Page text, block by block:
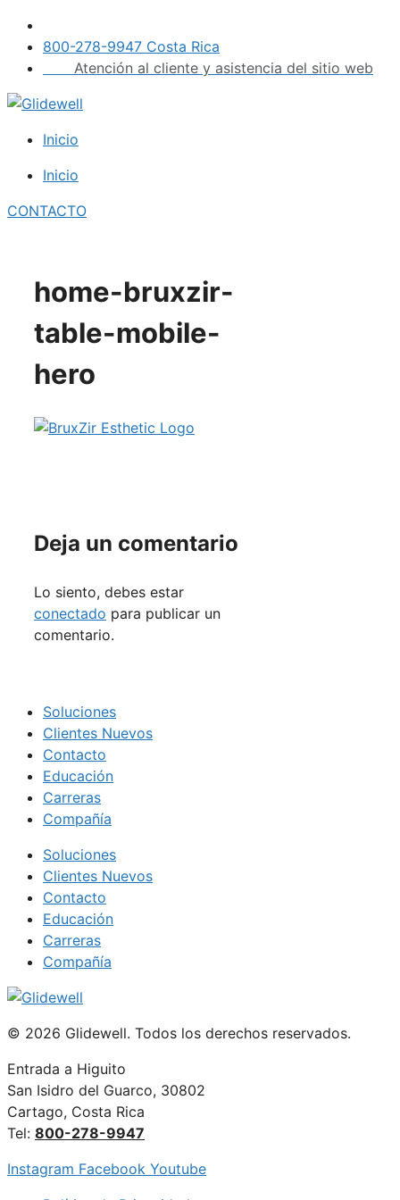
Saltar
contenido
800-278-9947 Costa Rica
Atención al cliente y asistencia del sitio web
Inicio
Inicio
CONTACTO
home-bruxzir-
table-mobile-
hero
Deja un comentario
Lo siento, debes estar
conectado para publicar un
comentario.
Soluciones
Clientes Nuevos
Contacto
Educación
Carreras
Compañía
Soluciones
Clientes Nuevos
Contacto
Educación
Carreras
Compañía
© 2026 Glidewell. Todos los derechos reservados.
Entrada a Higuito
San Isidro del Guarco, 30802
Cartago, Costa Rica
Tel: 800-278-9947
Instagram Facebook Youtube